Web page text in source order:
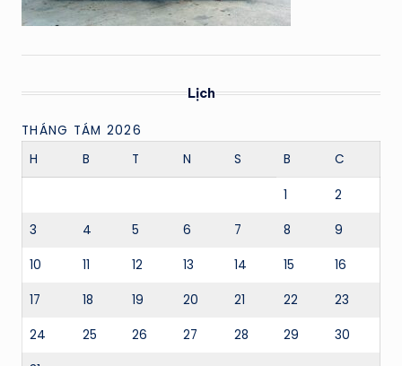
Lịch
THÁNG TÁM 2026
H
B T N S B C
1 2
3 4 5 6 7 8 9
10 11 12 13 14 15 16
17 18 19 20 21 22 23
24 25 26 27 28 29 30